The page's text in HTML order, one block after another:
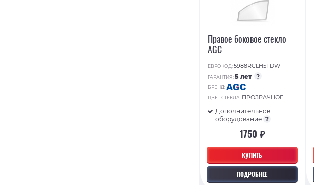
КУПИТЬ
ПОДРОБНЕЕ
Правое боковое стекло
AGC
ЕВРОКОД:5988RCLH5FDW
ГАРАНТИЯ:5 лет ?
БРЕНД:
ЦВЕТ СТЕКЛА: ПРОЗРАЧНОЕ
Дополнительное
оборудование ?
1750 ₽